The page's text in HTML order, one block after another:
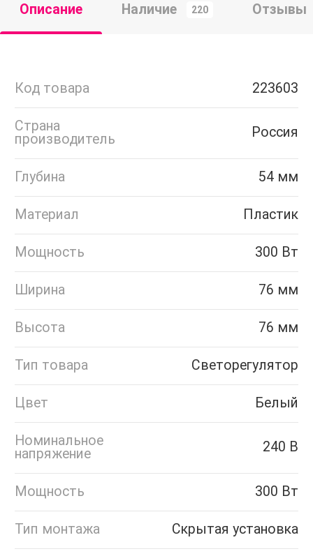
Описание Наличие 220 Отзывы
Код товара 223603
Страна
производитель
Россия
Глубина 54 мм
Материал Пластик
Мощность 300 Вт
Ширина 76 мм
Высота 76 мм
Тип товара Светорегулятор
Цвет Белый
Номинальное
напряжение
240 В
Мощность 300 Вт
Тип монтажа Скрытая установка